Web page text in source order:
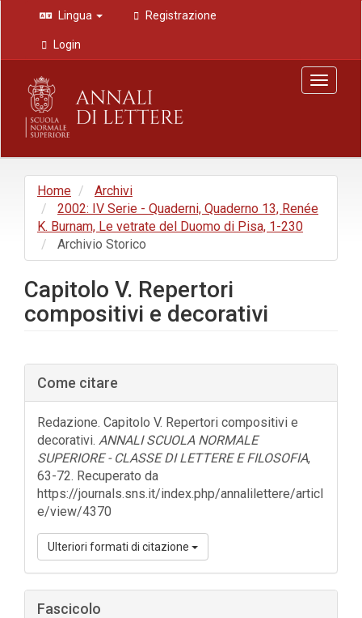
Navigazione
principale
Contenuto
principale
Barra
laterale
Lingua Registrazione
Login
Toggle
Home
Archivi
2002: IV Serie - Quaderni, Quaderno 13, Renée
K. Burnam, Le vetrate del Duomo di Pisa, 1-230
Archivio Storico
Capitolo V. Repertori
compositivi e decorativi
Barra
laterale
dell'articolo
Come citare
Redazione. Capitolo V. Repertori compositivi e
decorativi. ANNALI SCUOLA NORMALE
SUPERIORE - CLASSE DI LETTERE E FILOSOFIA,
63-72. Recuperato da
https://journals.sns.it/index.php/annalilettere/articl
e/view/4370
Ulteriori formati di citazione
Fascicolo